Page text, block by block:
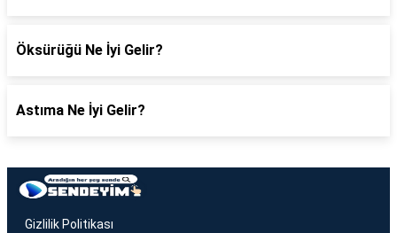
Öksürüğü Ne İyi Gelir?
Astıma Ne İyi Gelir?
Gizlilik Politikası